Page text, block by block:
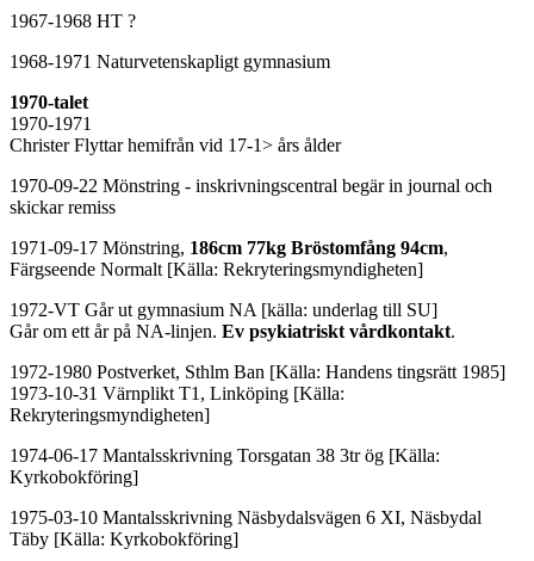
1967-1968 HT ?
1968-1971 Naturvetenskapligt gymnasium
1970-talet
1970-1971
Christer Flyttar hemifrån vid 17-1> års ålder
1970-09-22 Mönstring - inskrivningscentral begär in journal och
skickar remiss
1971-09-17 Mönstring, 186cm 77kg Bröstomfång 94cm,
Färgseende Normalt [Källa: Rekryteringsmyndigheten]
1972-VT Går ut gymnasium NA [källa: underlag till SU]
Går om ett år på NA-linjen. Ev psykiatriskt vårdkontakt.
1972-1980 Postverket, Sthlm Ban [Källa: Handens tingsrätt 1985]
1973-10-31 Värnplikt T1, Linköping [Källa:
Rekryteringsmyndigheten]
1974-06-17 Mantalsskrivning Torsgatan 38 3tr ög [Källa:
Kyrkobokföring]
1975-03-10 Mantalsskrivning Näsbydalsvägen 6 XI, Näsbydal
Täby [Källa: Kyrkobokföring]